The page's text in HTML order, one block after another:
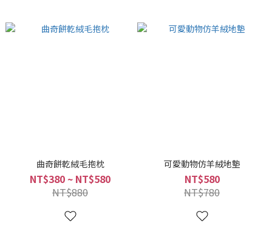
曲奇餅乾絨毛抱枕
NT$380 ~ NT$580
NT$880
可愛動物仿羊絨地墊
NT$580
NT$780